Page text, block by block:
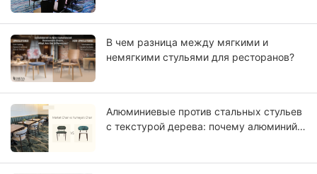
отелей с рейтингом звезд.
В чем разница между мягкими и
немягкими стульями для ресторанов?
Алюминиевые против стальных стульев
с текстурой дерева: почему алюминий